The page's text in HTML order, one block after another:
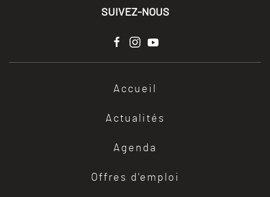
SUIVEZ-NOUS
Accueil
Actualités
Agenda
Offres d'emploi